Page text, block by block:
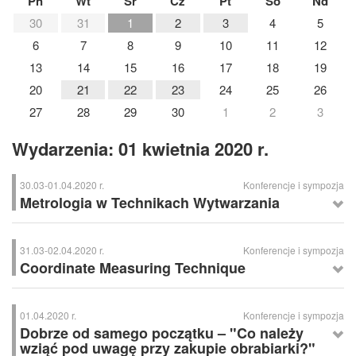
30 31 1 2 3 4
5
6
7 8 9 10 11
12
13
14 15 16 17 18
19
20
21 22 23 24 25
26
27
28 29 30 1 2 3
Wydarzenia: 01 kwietnia 2020 r.
30.03-01.04.2020 r. Konferencje i sympozja
Metrologia w Technikach Wytwarzania
Metrologia w Technikach Wytwarzania
XVIII Krajowa IX Międzynarodowa Konferencja Naukowo-Techniczną
„Metrologia w Technikach Wytwarzania”
Tematyka konferencji obejmuje takie zagadnienia, jak:
metrologia w procesach wytwarzania elementów maszyn,
metrologia w systemach zarządzania jakością, pomiary
31.03-02.04.2020 r. Konferencje i sympozja
Coordinate Measuring Technique
Coordinate Measuring Technique
XIV Międzynarodowa Konferencja Naukowa “Coordinate Measuring
Technique”
Celem konferencji jest wymiana informacji na temat postępu naukowego
01.04.2020 r. Konferencje i sympozja
Dobrze od samego początku – "Co należy
wziąć pod uwagę przy zakupie obrabiarki?"